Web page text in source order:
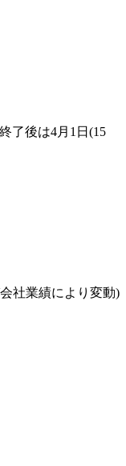
了後は4月1日(15
社業績により変動)